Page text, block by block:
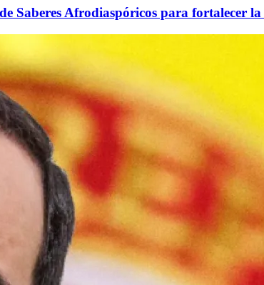
Saberes Afrodiaspóricos para fortalecer